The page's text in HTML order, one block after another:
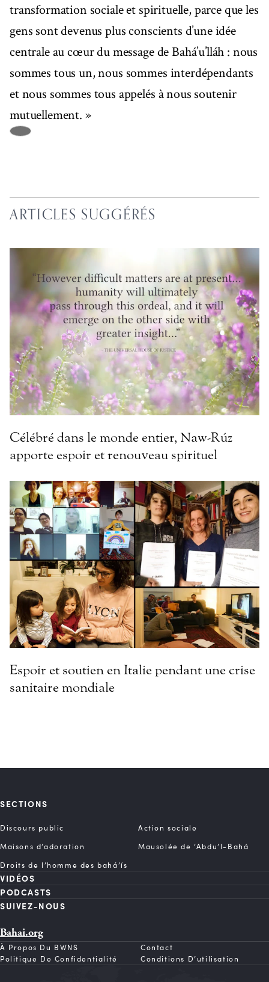
transformation sociale et spirituelle, parce que les
gens sont devenus plus conscients d’une idée
centrale au cœur du message de Bahá’u’lláh : nous
sommes tous un, nous sommes interdépendants
et nous sommes tous appelés à nous soutenir
mutuellement. »
ARTICLES SUGGÉRÉS
Célébré dans le monde entier, Naw-Rúz
apporte espoir et renouveau spirituel
Espoir et soutien en Italie pendant une crise
sanitaire mondiale
SECTIONS
Discours public
Action sociale
Maisons d’adoration
Mausolée de ‘Abdu’l-Bahá
Droits de l’homme des bahá’ís
VIDÉOS
PODCASTS
SUIVEZ-NOUS
Bahai.org
À Propos Du BWNS
Contact
Politique De Confidentialité
Conditions D’utilisation